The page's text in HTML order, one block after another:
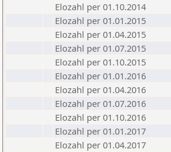
Elozahl per 01.10.2014
Elozahl per 01.01.2015
Elozahl per 01.04.2015
Elozahl per 01.07.2015
Elozahl per 01.10.2015
Elozahl per 01.01.2016
Elozahl per 01.04.2016
Elozahl per 01.07.2016
Elozahl per 01.10.2016
Elozahl per 01.01.2017
Elozahl per 01.04.2017